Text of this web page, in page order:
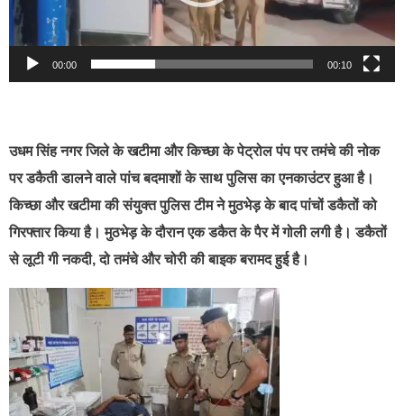
00:00 00:10
उधम सिंह नगर जिले के खटीमा और किच्छा के पेट्रोल पंप पर तमंचे की नोक
पर डकैती डालने वाले पांच बदमाशों के साथ पुलिस का एनकाउंटर हुआ है।
किच्छा और खटीमा की संयुक्त पुलिस टीम ने मुठभेड़ के बाद पांचों डकैतों को
गिरफ्तार किया है। मुठभेड़ के दौरान एक डकैत के पैर में गोली लगी है। डकैतों
से लूटी गी नकदी, दो तमंचे और चोरी की बाइक बरामद हुई है।